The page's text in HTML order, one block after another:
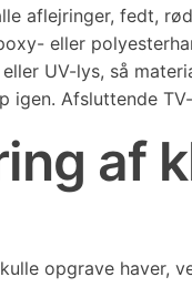
aflejringer, fedt,
eller
UV-lys, så
Afsluttende
af
opgrave